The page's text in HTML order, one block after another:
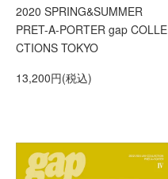
2020 SPRING&SUMMER
PRET-A-PORTER gap COLLE
CTIONS TOKYO
13,200円(税込)